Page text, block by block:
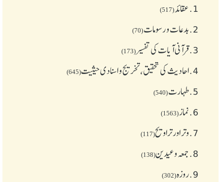
1. عقائد(517)
2. بدعات و رسومات(70)
3. قرآنی آیات کی تفسیر(173)
4. احادیث کی تحقیق، تخریج و اسنادی حیثیت(645)
5. طهارت(540)
6. نماز(1563)
7. وتر اور تراویح(117)
8. جمعہ وعیدین(138)
9. روزہ(302)